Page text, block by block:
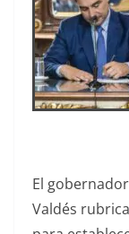
El
Valdés